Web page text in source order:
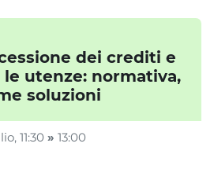
dei crediti e
utenze: normativa,
soluzioni
, 11:30» 13:00